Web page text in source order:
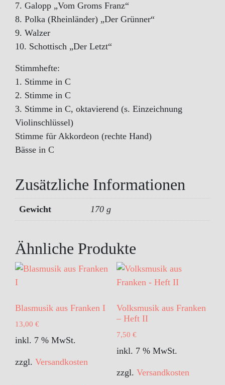
7. Galopp „Vom Groms Franz“
8. Polka (Rheinländer) „Der Grünner“
9. Walzer
10. Schottisch „Der Letzt“
Stimmhefte:
1. Stimme in C
2. Stimme in C
3. Stimme in C, oktavierend (s. Einzeichnung
Violinschlüssel)
Stimme für Akkordeon (rechte Hand)
Bässe in C
Zusätzliche Informationen
Gewicht 170 g
Ähnliche Produkte
Blasmusik aus Franken I
13,00 €
inkl. 7 % MwSt.
zzgl. Versandkosten
Volksmusik aus Franken
– Heft II
7,50 €
inkl. 7 % MwSt.
zzgl. Versandkosten